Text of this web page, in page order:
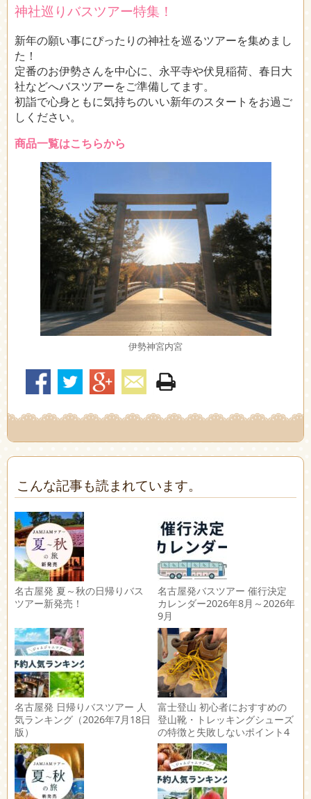
神社巡りバスツアー特集！
新年の願い事にぴったりの神社を巡るツアーを集めまし
た！
定番のお伊勢さんを中心に、永平寺や伏見稲荷、春日大
社などへバスツアーをご準備してます。
初詣で心身ともに気持ちのいい新年のスタートをお過ご
しください。
商品一覧はこちらから
伊勢神宮内宮
こんな記事も読まれています。
名古屋発 夏～秋の日帰りバス
ツアー新発売！
名古屋発バスツアー 催行決定
カレンダー2026年8月～2026年
9月
名古屋発 日帰りバスツアー 人
気ランキング（2026年7月18日
版）
富士登山 初心者におすすめの
登山靴・トレッキングシューズ
の特徴と失敗しないポイント4
選